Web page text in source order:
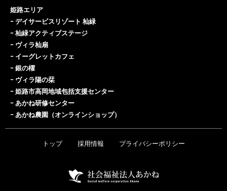
姫路エリア
ｰ デイサービスリゾート 杣緑
ｰ 杣緑アクティブステージ
ｰ ヴィラ杣扇
ｰ イーグレットカフェ
ｰ 銀の櫂
ｰ ヴィラ陽の栞
ｰ 姫路市高岡地域包括支援センター
ｰ あかね研修センター
ｰ あかね農園（オンラインショップ）
トップ 採用情報 プライバシーポリシー